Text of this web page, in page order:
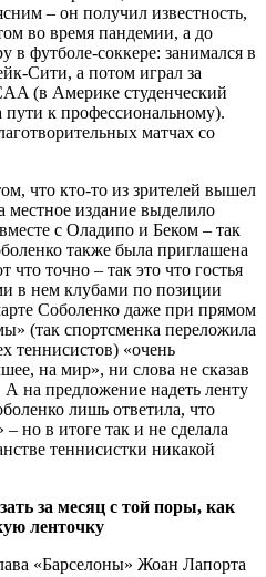
– он получил известность,
во время пандемии, а до
в футболе-соккере: занимался в
Сити, а потом играл за
(в Америке студенческий
пути к профессиональному).
матчах со
что кто-то из зрителей вышел
издание выделило
с Оладипо и Беком – так
также была приглашена
точно – так это что гостья
в нем клубами по позиции
Соболенко даже при прямом
(так спортсменка переложила
теннисистов) «очень
на мир», ни слова не сказав
на предложение надеть ленту
лишь ответила, что
но в итоге так и не сделала
теннисистки никакой
за месяц с той поры, как
ленточку
«Барселоны» Жоан Лапорта